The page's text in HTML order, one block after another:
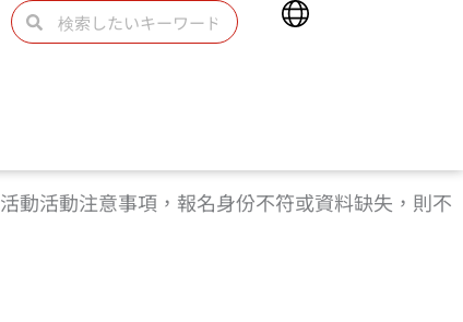
検
Main
動活動注意事項，報名身份不符或資料缺失，則不